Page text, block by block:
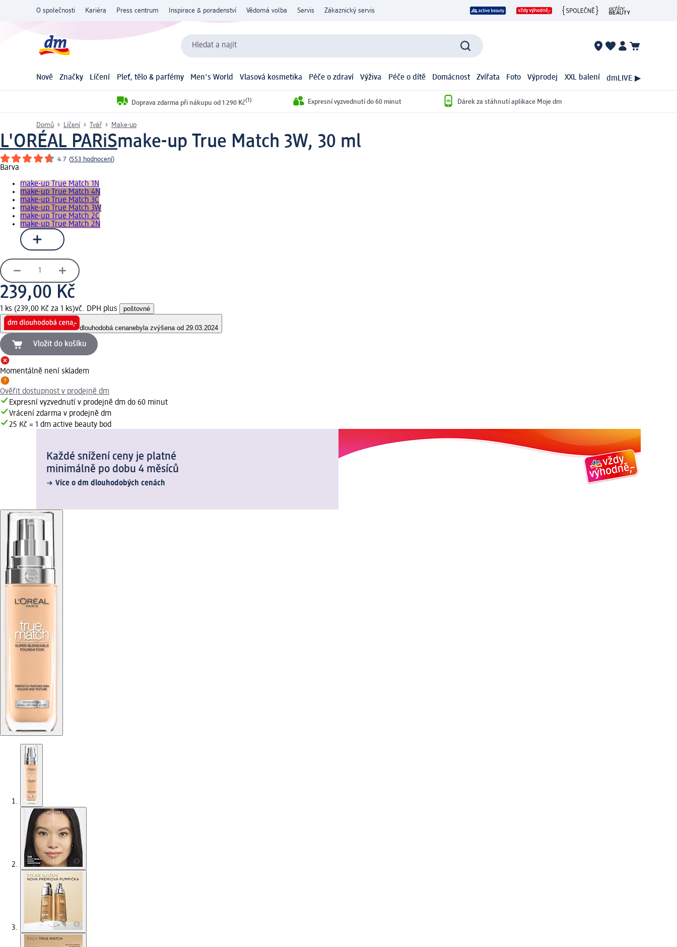
O společnosti Kariéra Press centrum Inspirace & poradenství Vědomá volba Servis Zákaznický servis
Hledat a najít
Nově Značky Líčení Pleť, tělo & parfémy Men's World Vlasová kosmetika Péče o zdraví Výživa Péče o dítě Domácnost Zvířata Foto Výprodej XXL balení dmLIVE ▶
Doprava zdarma při nákupu od 1 290 Kč(1) Expresní vyzvednutí do 60 minut Dárek za stáhnutí aplikace Moje dm
Domů Líčení Tvář Make-up
L'ORÉAL PARiSmake-up True Match 3W, 30 ml
4.7 (553 hodnocení)
Barva
make-up True Match 1N
make-up True Match 4N
make-up True Match 3C
make-up True Match 3W
make-up True Match 2C
make-up True Match 2N
239,00 Kč
1 ks (239,00 Kč za 1 ks)vč. DPH plus poštovné
dlouhodobá cenanebyla zvýšena od 29.03.2024
Vložit do košíku
Momentálně není skladem
Ověřit dostupnost v prodejně dm
Expresní vyzvednutí v prodejně dm do 60 minut
Vrácení zdarma v prodejně dm
25 Kč = 1 dm active beauty bod
Každé snížení ceny je platné
minimálně po dobu 4 měsíců
Více o dm dlouhodobých cenách